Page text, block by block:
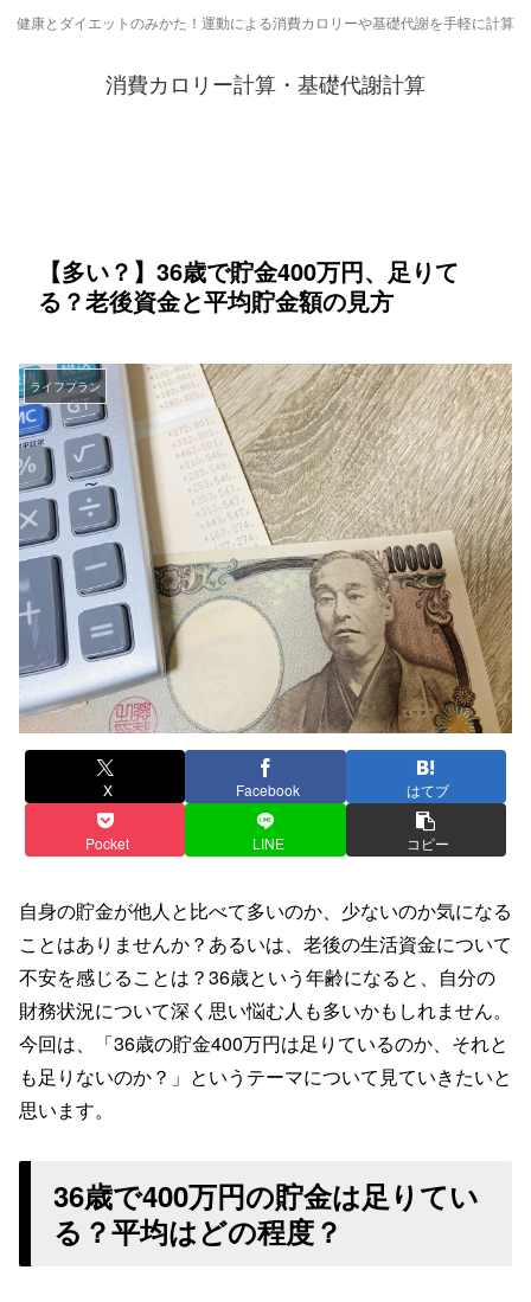
健康とダイエットのみかた！運動による消費カロリーや基礎代謝を手軽に計算
消費カロリー計算・基礎代謝計算
【多い？】36歳で貯金400万円、足りて
る？老後資金と平均貯金額の見方
ライフプラン
X Facebook はてブ
Pocket LINE コピー
自身の貯金が他人と比べて多いのか、少ないのか気になる
ことはありませんか？あるいは、老後の生活資金について
不安を感じることは？36歳という年齢になると、自分の
財務状況について深く思い悩む人も多いかもしれません。
今回は、「36歳の貯金400万円は足りているのか、それと
も足りないのか？」というテーマについて見ていきたいと
思います。
36歳で400万円の貯金は足りてい
る？平均はどの程度？